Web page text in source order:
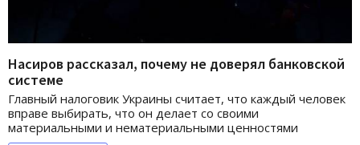
Насиров рассказал, почему не доверял банковской
системе
Главный налоговик Украины считает, что каждый человек
вправе выбирать, что он делает со своими
материальными и нематериальными ценностями